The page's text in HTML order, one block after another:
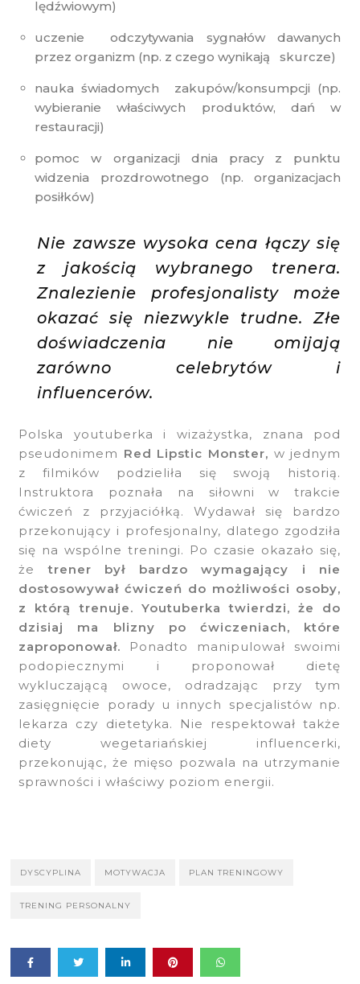
lędźwiowym)
uczenie odczytywania sygnałów dawanych
przez organizm (np. z czego wynikają skurcze)
nauka świadomych zakupów/konsumpcji (np.
wybieranie właściwych produktów, dań w
restauracji)
pomoc w organizacji dnia pracy z punktu
widzenia prozdrowotnego (np. organizacjach
posiłków)
Nie zawsze wysoka cena łączy się
z jakością wybranego trenera.
Znalezienie profesjonalisty może
okazać się niezwykle trudne. Złe
doświadczenia nie omijają
zarówno celebrytów i
influencerów.
Polska youtuberka i wizażystka, znana pod
pseudonimem Red Lipstic Monster, w jednym
z filmików podzieliła się swoją historią.
Instruktora poznała na siłowni w trakcie
ćwiczeń z przyjaciółką. Wydawał się bardzo
przekonujący i profesjonalny, dlatego zgodziła
się na wspólne treningi. Po czasie okazało się,
żetrener był bardzo wymagający i nie
dostosowywał ćwiczeń do możliwości osoby,
z którą trenuje. Youtuberka twierdzi, że do
dzisiaj ma blizny po ćwiczeniach, które
zaproponował. Ponadto manipulował swoimi
podopiecznymi i proponował dietę
wykluczającą owoce, odradzając przy tym
zasięgnięcie porady u innych specjalistów np.
lekarza czy dietetyka. Nie respektował także
diety wegetariańskiej influencerki,
przekonując, że mięso pozwala na utrzymanie
sprawności i właściwy poziom energii.
DYSCYPLINA MOTYWACJA PLAN TRENINGOWY
TRENING PERSONALNY